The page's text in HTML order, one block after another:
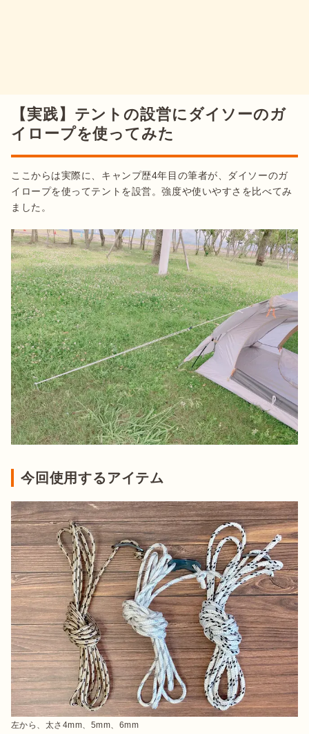
【実践】テントの設営にダイソーのガ
イロープを使ってみた
ここからは実際に、キャンプ歴4年目の筆者が、ダイソーのガ
イロープを使ってテントを設営。強度や使いやすさを比べてみ
ました。
今回使用するアイテム
左から、太さ4mm、5mm、6mm